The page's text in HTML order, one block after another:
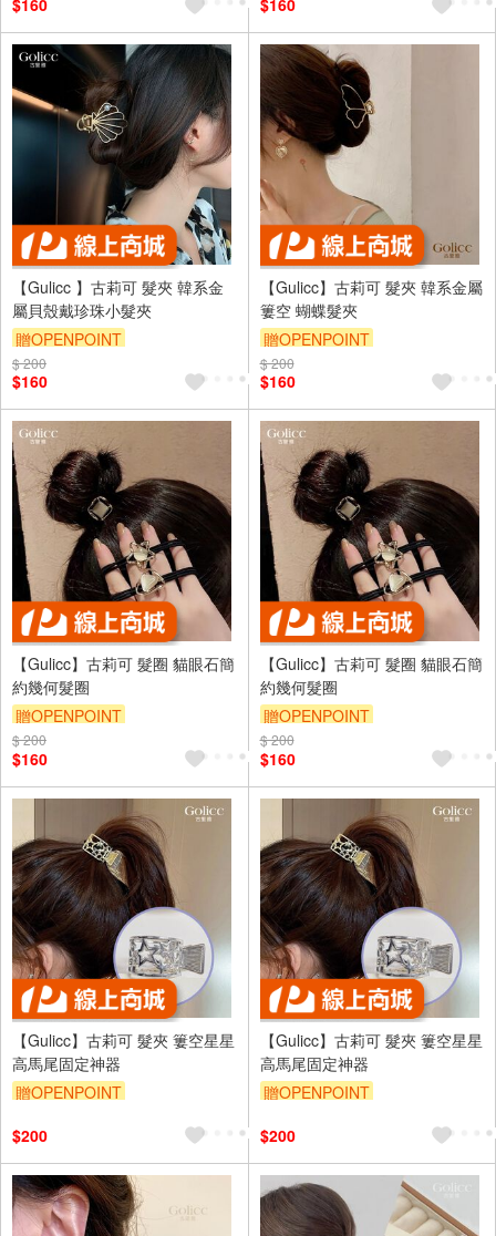
$160 $160
【Gulicc 】古莉可 髮夾 韓系金
屬貝殼戴珍珠小髮夾
贈OPENPOINT
訂單滿999享9折
$ 200
$160
【Gulicc】古莉可 髮夾 韓系金屬
簍空 蝴蝶髮夾
贈OPENPOINT
訂單滿999享9折
$ 200
$160
【Gulicc】古莉可 髮圈 貓眼石簡
約幾何髮圈
贈OPENPOINT
訂單滿999享9折
$ 200
$160
【Gulicc】古莉可 髮圈 貓眼石簡
約幾何髮圈
贈OPENPOINT
訂單滿999享9折
$ 200
$160
【Gulicc】古莉可 髮夾 簍空星星
高馬尾固定神器
贈OPENPOINT
$200
【Gulicc】古莉可 髮夾 簍空星星
高馬尾固定神器
贈OPENPOINT
$200